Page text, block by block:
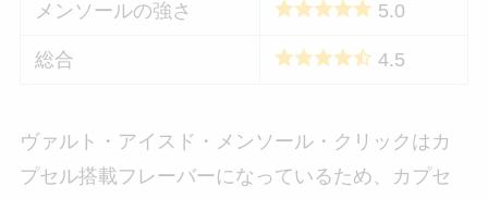
メンソールの強さ 5.0
総合 4.5
ヴァルト・アイスド・メンソール・クリックはカ
プセル搭載フレーバーになっているため、カプセ